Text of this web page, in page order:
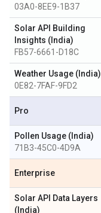
03A0-8EE9-1B37
Solar API Building
Insights (India)
FB57-6661-D18C
Weather Usage (India)
0E82-7FAF-9FD2
Pro
Pollen Usage (India)
71B3-45C0-4D9A
Enterprise
Solar API Data Layers
(India)